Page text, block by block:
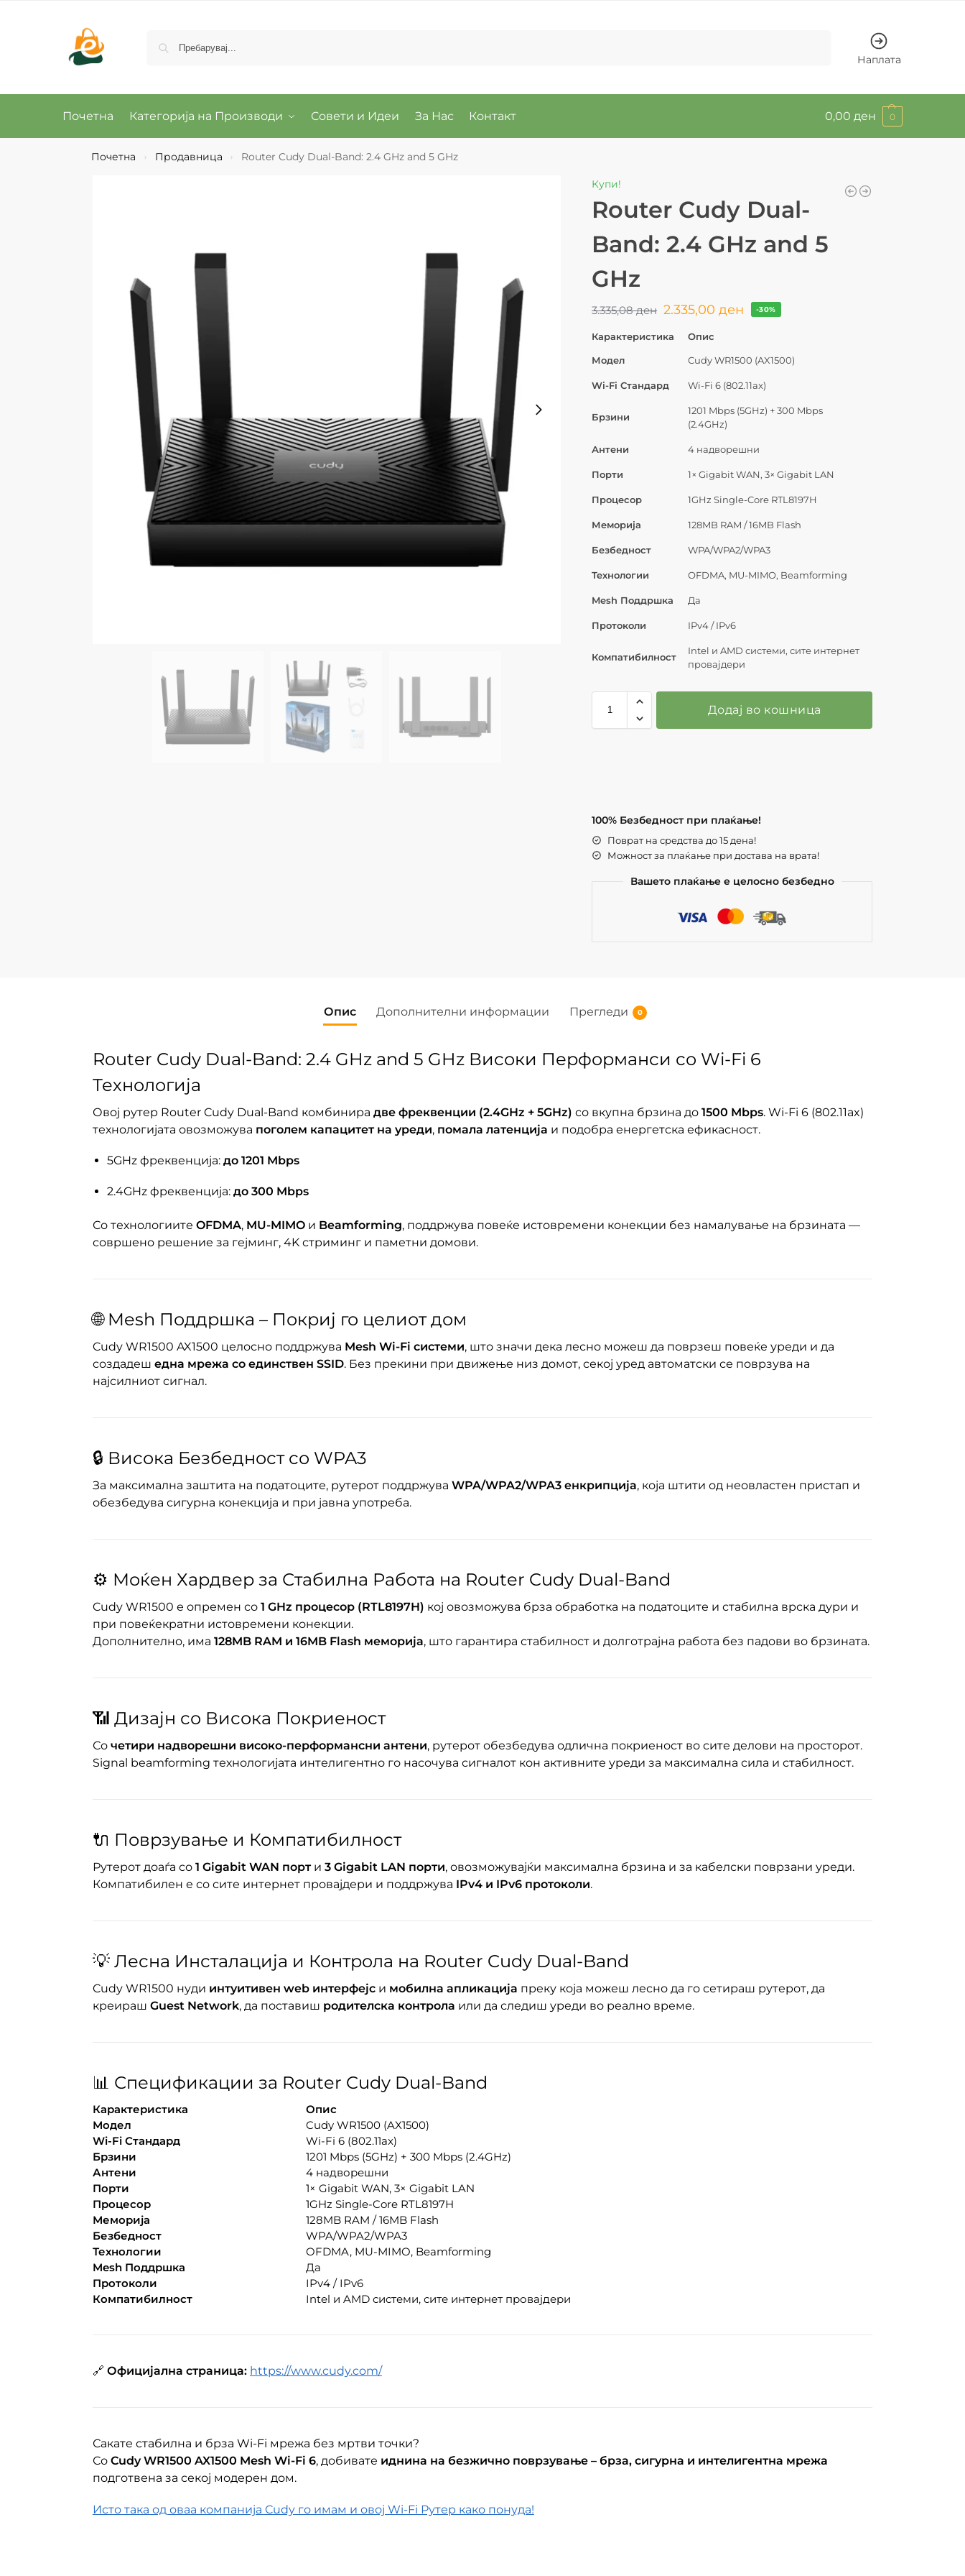
Наплата
Почетна Категорија на Производи Совети и Идеи За Нас Контакт 0,00 ден 0
Почетна › Продавница › Router Cudy Dual-Band: 2.4 GHz and 5 GHz
Купи!
Router Cudy Dual-
Band: 2.4 GHz and 5
GHz
3.335,08ден 2.335,00ден -30%
Карактеристика Опис
Модел Cudy WR1500 (AX1500)
Wi-Fi Стандард Wi-Fi 6 (802.11ax)
Брзини
1201 Mbps (5GHz) + 300 Mbps
(2.4GHz)
Антени 4 надворешни
Порти 1× Gigabit WAN, 3× Gigabit LAN
Процесор 1GHz Single-Core RTL8197H
Меморија 128MB RAM / 16MB Flash
Безбедност WPA/WPA2/WPA3
Технологии OFDMA, MU-MIMO, Beamforming
Mesh Поддршка Да
Протоколи IPv4 / IPv6
Компатибилност
Intel и AMD системи, сите интернет
провајдери
Додај во кошница
100% Безбедност при плаќање!
Поврат на средства до 15 дена!
Можност за плаќање при достава на врата!
Вашето плаќање е целосно безбедно
Опис Дополнителни информации Прегледи 0
Router Cudy Dual-Band: 2.4 GHz and 5 GHz Високи Перформанси со Wi-Fi 6
Технологија
Овој рутер Router Cudy Dual-Band комбинира две фреквенции (2.4GHz + 5GHz) со вкупна брзина до 1500 Mbps. Wi-Fi 6 (802.11ax)
технологијата овозможува поголем капацитет на уреди, помала латенција и подобра енергетска ефикасност.
5GHz фреквенција: до 1201 Mbps
2.4GHz фреквенција: до 300 Mbps
Со технологиите OFDMA, MU-MIMOи Beamforming, поддржува повеќе истовремени конекции без намалување на брзината —
совршено решение за гејминг, 4K стриминг и паметни домови.
🌐 Mesh Поддршка – Покриј го целиот дом
Cudy WR1500 AX1500 целосно поддржува Mesh Wi-Fi системи, што значи дека лесно можеш да поврзеш повеќе уреди и да
создадеш една мрежа со единствен SSID. Без прекини при движење низ домот, секој уред автоматски се поврзува на
најсилниот сигнал.
🔒 Висока Безбедност со WPA3
За максимална заштита на податоците, рутерот поддржува WPA/WPA2/WPA3 енкрипција, која штити од неовластен пристап и
обезбедува сигурна конекција и при јавна употреба.
⚙️ Моќен Хардвер за Стабилна Работа на Router Cudy Dual-Band
Cudy WR1500 е опремен со 1 GHz процесор (RTL8197H) кој овозможува брза обработка на податоците и стабилна врска дури и
при повеќекратни истовремени конекции.
Дополнително, има 128MB RAM и 16MB Flash меморија, што гарантира стабилност и долготрајна работа без падови во брзината.
📶 Дизајн со Висока Покриеност
Со четири надворешни високо-перформансни антени, рутерот обезбедува одлична покриеност во сите делови на просторот.
Signal beamforming технологијата интелигентно го насочува сигналот кон активните уреди за максимална сила и стабилност.
🔌 Поврзување и Компатибилност
Рутерот доаѓа со 1 Gigabit WAN порти 3 Gigabit LAN порти, овозможувајќи максимална брзина и за кабелски поврзани уреди.
Компатибилен е со сите интернет провајдери и поддржува IPv4 и IPv6 протоколи.
💡 Лесна Инсталација и Контрола на Router Cudy Dual-Band
Cudy WR1500 нуди интуитивен web интерфејси мобилна апликација преку која можеш лесно да го сетираш рутерот, да
креираш Guest Network, да поставиш родителска контрола или да следиш уреди во реално време.
📊 Спецификации за Router Cudy Dual-Band
Карактеристика
Опис
Модел
Cudy WR1500 (AX1500)
Wi-Fi Стандард
Wi-Fi 6 (802.11ax)
Брзини
1201 Mbps (5GHz) + 300 Mbps (2.4GHz)
Антени
4 надворешни
Порти
1× Gigabit WAN, 3× Gigabit LAN
Процесор
1GHz Single-Core RTL8197H
Меморија
128MB RAM / 16MB Flash
Безбедност
WPA/WPA2/WPA3
Технологии
OFDMA, MU-MIMO, Beamforming
Mesh Поддршка
Да
Протоколи
IPv4 / IPv6
Компатибилност
Intel и AMD системи, сите интернет провајдери
🔗 Официјална страница: https://www.cudy.com/
Сакате стабилна и брза Wi-Fi мрежа без мртви точки?
Со Cudy WR1500 AX1500 Mesh Wi-Fi 6, добивате иднина на безжично поврзување – брза, сигурна и интелигентна мрежа
подготвена за секој модерен дом.
Исто така од оваа компанија Cudy го имам и овој Wi-Fi Рутер како понуда!